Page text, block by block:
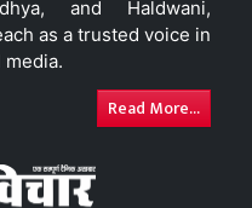
and Haldwani,
as a trusted voice in
Read More...